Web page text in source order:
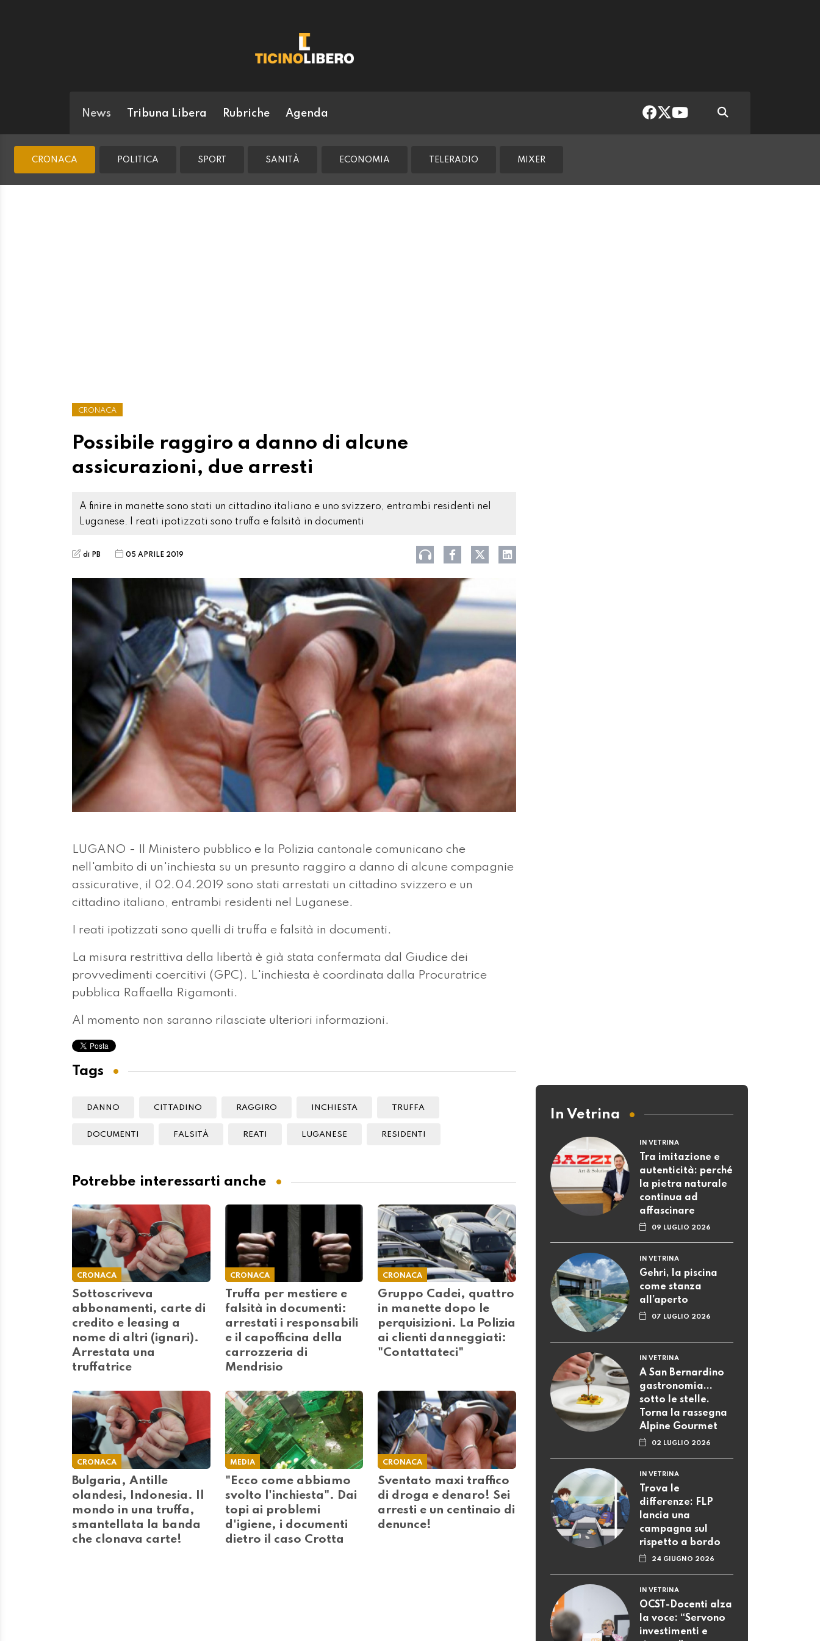
News Tribuna Libera Rubriche Agenda
CRONACA POLITICA SPORT SANITÀ ECONOMIA TELERADIO MIXER
CRONACA
Possibile raggiro a danno di alcune
assicurazioni, due arresti
A finire in manette sono stati un cittadino italiano e uno svizzero, entrambi residenti nel
Luganese. I reati ipotizzati sono truffa e falsità in documenti
di PB 05 APRILE 2019
LUGANO - Il Ministero pubblico e la Polizia cantonale comunicano che
nell'ambito di un'inchiesta su un presunto raggiro a danno di alcune compagnie
assicurative, il 02.04.2019 sono stati arrestati un cittadino svizzero e un
cittadino italiano, entrambi residenti nel Luganese.
I reati ipotizzati sono quelli di truffa e falsità in documenti.
La misura restrittiva della libertà è già stata confermata dal Giudice dei
provvedimenti coercitivi (GPC). L'inchiesta è coordinata dalla Procuratrice
pubblica Raffaella Rigamonti.
Al momento non saranno rilasciate ulteriori informazioni.
Tags
DANNO CITTADINO RAGGIRO INCHIESTA TRUFFA
DOCUMENTI FALSITÀ REATI LUGANESE RESIDENTI
Potrebbe interessarti anche
CRONACA
Sottoscriveva
abbonamenti, carte di
credito e leasing a
nome di altri (ignari).
Arrestata una
truffatrice
CRONACA
Truffa per mestiere e
falsità in documenti:
arrestati i responsabili
e il capofficina della
carrozzeria di
Mendrisio
CRONACA
Gruppo Cadei, quattro
in manette dopo le
perquisizioni. La Polizia
ai clienti danneggiati:
"Contattateci"
CRONACA
Bulgaria, Antille
olandesi, Indonesia. Il
mondo in una truffa,
smantellata la banda
che clonava carte!
MEDIA
"Ecco come abbiamo
svolto l'inchiesta". Dai
topi ai problemi
d'igiene, i documenti
dietro il caso Crotta
CRONACA
Sventato maxi traffico
di droga e denaro! Sei
arresti e un centinaio di
denunce!
In Vetrina
IN VETRINA
Tra imitazione e
autenticità: perché
la pietra naturale
continua ad
affascinare
09 LUGLIO 2026
IN VETRINA
Gehri, la piscina
come stanza
all’aperto
07 LUGLIO 2026
IN VETRINA
A San Bernardino
gastronomia...
sotto le stelle.
Torna la rassegna
Alpine Gourmet
02 LUGLIO 2026
IN VETRINA
Trova le
differenze: FLP
lancia una
campagna sul
rispetto a bordo
24 GIUGNO 2026
IN VETRINA
OCST-Docenti alza
la voce: “Servono
investimenti e